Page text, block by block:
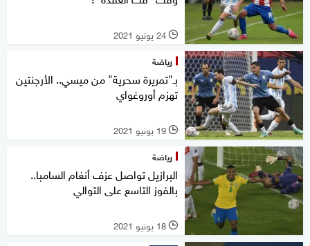
l 24 يونيو 2021
رياضة
بـ"تمريرة سحرية" من ميسي.. الأرجنتين
تهزم أوروغواي
l 19 يونيو 2021
رياضة
البرازيل تواصل عزف أنغام السامبا..
بالفوز التاسع على التوالي
l 18 يونيو 2021